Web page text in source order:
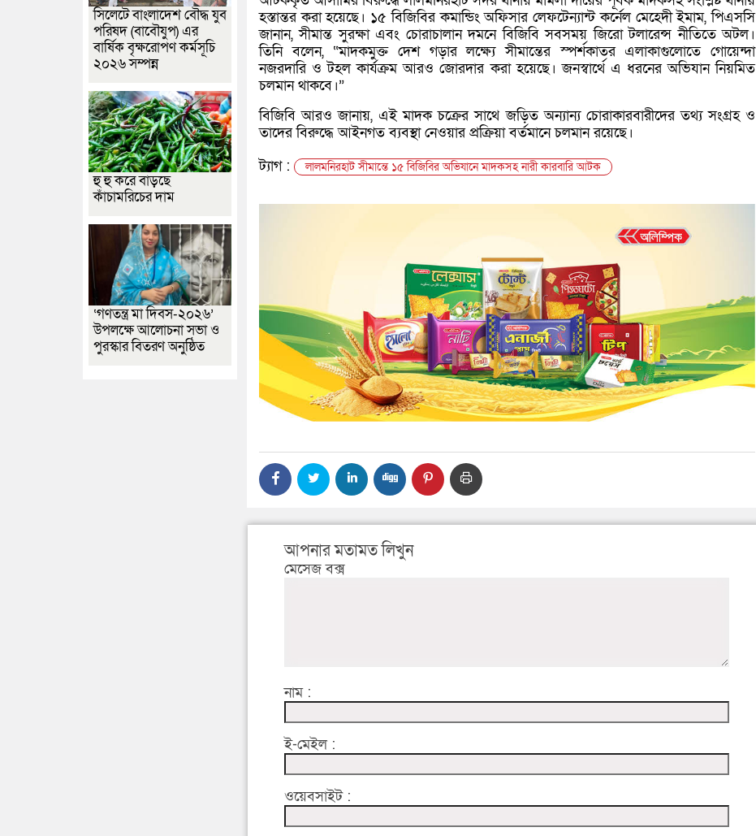
হস্তান্তর করা হয়েছে। ১৫ বিজিবির কমান্ডিং অফিসার লেফটেন্যান্ট কর্নেল মেহেদী ইমাম, পিএসসি
জানান, সীমান্ত সুরক্ষা এবং চোরাচালান দমনে বিজিবি সবসময় জিরো টলারেন্স নীতিতে অটল।
তিনি বলেন, “মাদকমুক্ত দেশ গড়ার লক্ষ্যে সীমান্তের স্পর্শকাতর এলাকাগুলোতে গোয়েন্দা
নজরদারি ও টহল কার্যক্রম আরও জোরদার করা হয়েছে। জনস্বার্থে এ ধরনের অভিযান নিয়মিত
চলমান থাকবে।”
বিজিবি আরও জানায়, এই মাদক চক্রের সাথে জড়িত অন্যান্য চোরাকারবারীদের তথ্য সংগ্রহ ও
তাদের বিরুদ্ধে আইনগত ব্যবস্থা নেওয়ার প্রক্রিয়া বর্তমানে চলমান রয়েছে।
ট্যাগ :
লালমনিরহাট সীমান্তে ১৫ বিজিবির অভিযানে মাদকসহ নারী কারবারি আটক
আপনার মতামত লিখুন
মেসেজ বক্স
নাম :
ই-মেইল :
ওয়েবসাইট :
সিলেটে বাংলাদেশ বৌদ্ধ যুব
পরিষদ (বাবৌযুপ) এর
বার্ষিক বৃক্ষরোপণ কর্মসূচি
২০২৬ সম্পন্ন
হু হু করে বাড়ছে
কাঁচামরিচের দাম
‘গণতন্ত্র মা দিবস-২০২৬’
উপলক্ষে আলোচনা সভা ও
পুরস্কার বিতরণ অনুষ্ঠিত